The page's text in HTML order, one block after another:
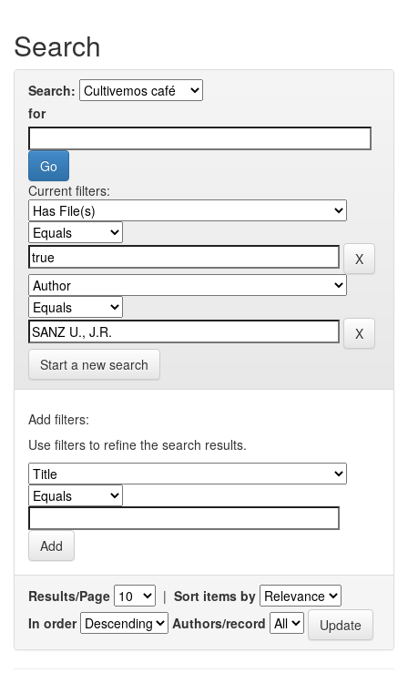
Search
Search:
for
Current filters:
Start a new search
Add filters:
Use filters to refine the search results.
Results/Page | Sort items by
In order
Authors/record